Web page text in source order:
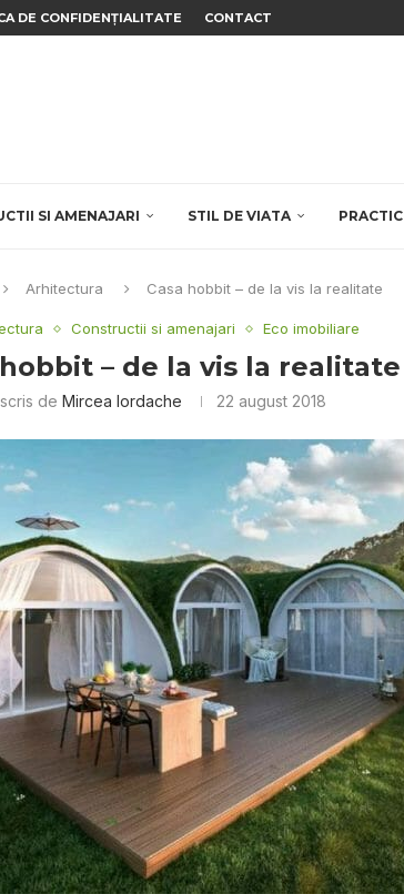
DE CONFIDENȚIALITATE CONTACT
SI AMENAJARI STIL DE VIATA PRACTIC
Arhitectura Casa hobbit – de la vis la realitate
Constructii si amenajari Eco imobiliare
hobbit – de la vis la realitate
scris de Mircea Iordache 22 august 2018